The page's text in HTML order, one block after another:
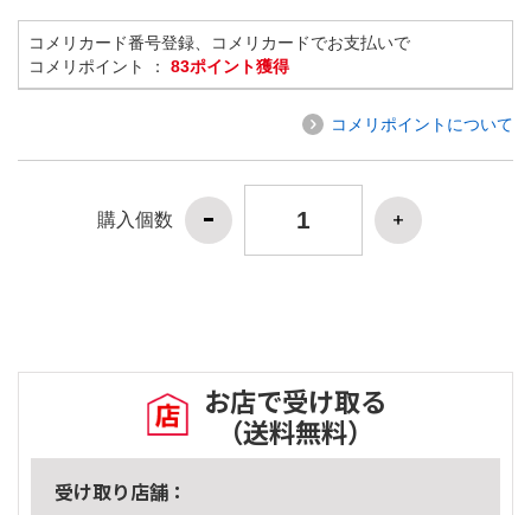
コメリカード番号登録、コメリカードでお支払いで
コメリポイント ： 83ポイント獲得
コメリポイントについて
購入個数
お店で受け取る
（送料無料）
受け取り店舗：